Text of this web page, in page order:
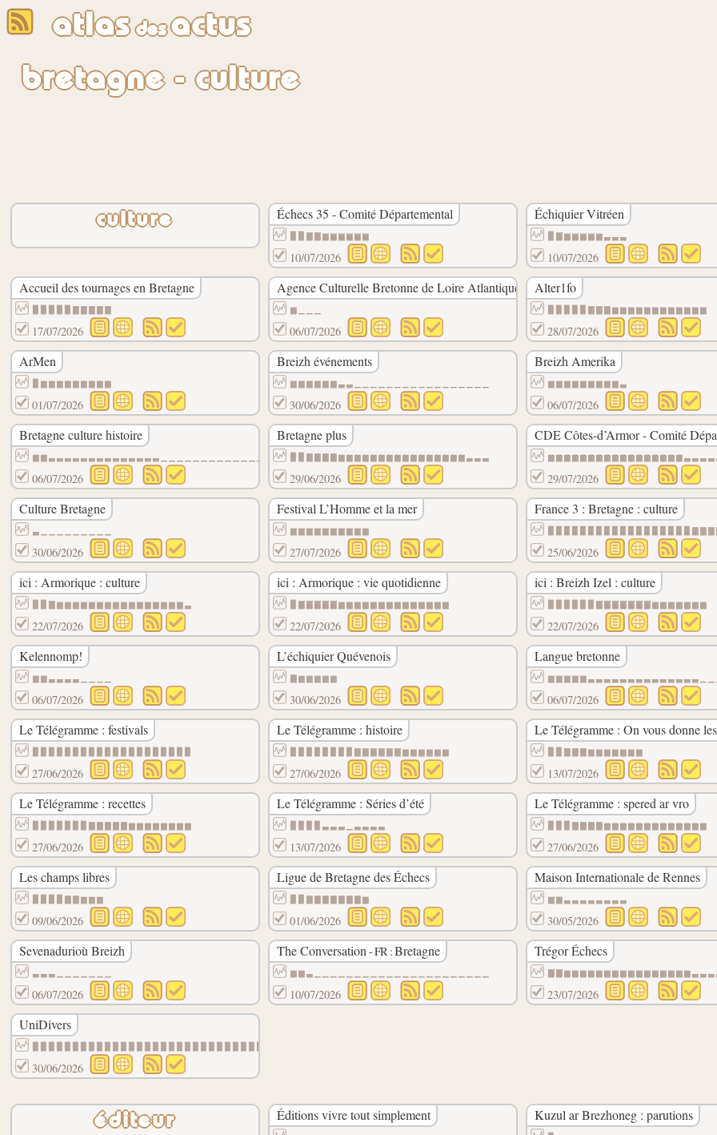
atlasdesactus
bretagne - culture
culture Échecs 35 - Comité Départemental
▉▉▇▇▆▆▆▆▆▆
10/07/2026
Échiquier Vitréen
▉▇▆▆▆▆▆▃▃▃
10/07/2026
Accueil des tournages en Bretagne
▉▉▉▉▉▇▇▇▇▇
17/07/2026
Agence Culturelle Bretonne de Loire Atlantique
▆▁▁▁
06/07/2026
Alter1fo
▉▉▉▉▉▇▇▇▆▆▆▆▆▆▆▆▆▆▆▆
28/07/2026
ArMen
▉▆▆▆▆▆▆▆▆▆
01/07/2026
Breizh événements
▆▆▆▆▆▆▃▃▁▁▁▁▁▁▁▁▁▁▁▁▁▁▁▁▁
30/06/2026
Breizh Amerika
▆▆▆▆▆▆▆▆▆▃
06/07/2026
Bretagne culture histoire
▆▆▃▃▃▃▃▃▃▃▃▃▃▃▃▃▁▁▁▁▁▁▁▁▁▁▁▁▁▁▁▁▁▁▁▁▁▁▁▁▁▁▁▁▁▁▁▁▁▁▁▁▁▁▁▁▁▁
06/07/2026
Bretagne plus
▉▉▇▇▇▇▆▆▆▆▆▆▆▆▆▆▆▆▆▆▆▆▃▃▃
29/06/2026
CDE Côtes-d’Armor - Comité
29/07/2026
Culture Bretagne
▃▁▁▁▁▁▁▁▁▁
30/06/2026
Festival L’Homme et la mer
▆▆▆▆▆▆▆▆▆▆
27/07/2026
France 3 : Bretagne : culture
25/06/2026
ici : Armorique : culture
▉▉▇▆▆▆▆▆▆▆▆▆▆▆▆▆▆▆▆▃
22/07/2026
ici : Armorique : vie quotidienne
▉▇▇▇▇▇▆▆▆▆▆▆▆▆▆▆▆▆▆▆
22/07/2026
ici : Breizh Izel : culture
▉▉▉▉▉▉▇▇▇▇▇▇▇▆▆▆▆▆▆▆
22/07/2026
Kelennomp!
▆▆▃▃▃▃▁▁▁▁
06/07/2026
L’échiquier Quévenois
▇▆▆▆▆▆
30/06/2026
Langue bretonne
06/07/2026
Le Télégramme : festivals
27/06/2026
Le Télégramme : histoire
▉▉▉▉▉▉▉▉▇▇▇▇▇▇▆▆▆▆▆▆
27/06/2026
Le Télégramme : On vous donne
▉▉▇▇▇▆▆▆▆▆▆▆
13/07/2026
Le Télégramme : recettes
▉▉▉▉▉▉▉▇▇▇▇▇▆▆▆▆▆▆▆▆
27/06/2026
Le Télégramme : Séries d’été
▉▉▉▉▃▃▃▁▃▃▃▃
13/07/2026
Le Télégramme : spered ar vro
▉▉▉▇▇▇▇▆▆▆▆▆▆▆▆▆▆▆▆▆
27/06/2026
Les champs libres
▉▉▉▉▇▇▆▆▆
09/06/2026
Ligue de Bretagne des Échecs
▉▉▇▇▇▇▇▇▇▆
01/06/2026
Maison Internationale de Rennes
▆▆▃▃▃▃▃▃▃▃
30/05/2026
Sevenadurioù Breizh
▃▃▃▁▁▁▁▁▁▁
06/07/2026
The Conversation - FR :Bretagne
▆▆▃▁▁▁▁▁▁▁▁▁▁▁▁▁▁▁▁▁▁▁▁▁▁
10/07/2026
Trégor Échecs
23/07/2026
UniDivers
30/06/2026
éditeur Éditions vivre tout simplement Kuzul ar Brezhoneg : parutions